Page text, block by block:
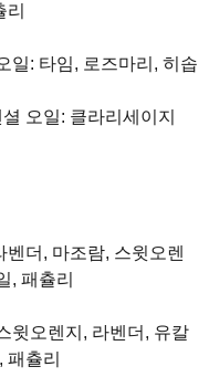
리
일: 타임, 로즈마리, 히솝
오일: 클라리세이지
더, 마조람, 스윗오렌
, 패츌리
윗오렌지, 라벤더, 유칼
패츌리